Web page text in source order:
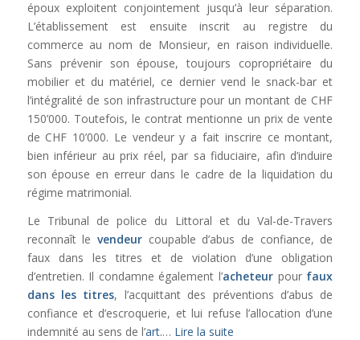
époux exploitent conjointement jusqu’à leur séparation.
L’établissement est ensuite inscrit au registre du
commerce au nom de Monsieur, en raison individuelle.
Sans prévenir son épouse, toujours copropriétaire du
mobilier et du matériel, ce dernier vend le snack-bar et
l’intégralité de son infrastructure pour un montant de CHF
150’000. Toutefois, le contrat mentionne un prix de vente
de CHF 10’000. Le vendeur y a fait inscrire ce montant,
bien inférieur au prix réel, par sa fiduciaire, afin d’induire
son épouse en erreur dans le cadre de la liquidation du
régime matrimonial.
Le Tribunal de police du Littoral et du Val-de-Travers
reconnaît le vendeurcoupable d’abus de confiance, de
faux dans les titres et de violation d’une obligation
d’entretien. Il condamne également l’acheteur pour faux
dans les titres, l’acquittant des préventions d’abus de
confiance et d’escroquerie, et lui refuse l’allocation d’une
indemnité au sens de l’art.… Lire la suite